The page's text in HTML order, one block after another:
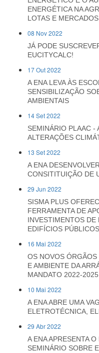
ENERGÉTICA NA
LOTAS E
08 Nov 2022
JÁ PODE
EUCITYCALC!
17 Out 2022
A ENA LEVA ÀS
SENSIBILIZAÇÃO
AMBIENTAIS
14 Set 2022
SEMINÁRIO PLAAC -
ALTERAÇÕES
13 Set 2022
A ENA
CONSITITUIÇÃO DE
29 Jun 2022
SISMA PLUS
FERRAMENTA DE
INVESTIMENTOS DE
EDIFÍCIOS PÚBLICOS
16 Mai 2022
OS NOVOS ÓRGÃOS
E AMBIENTE DA
MANDATO 2022-2025
10 Mai 2022
A ENA ABRE UMA
ELETROTÉCNICA,
29 Abr 2022
A ENA APRESENTA
SEMINÁRIO SOBRE